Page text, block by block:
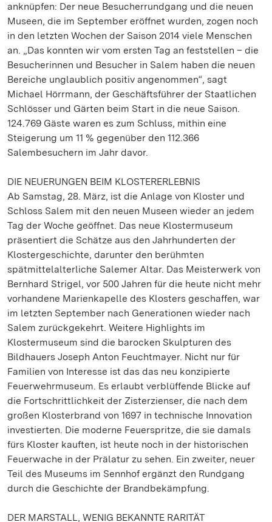
anknüpfen: Der neue Besucherrundgang und die neuen
Museen, die im September eröffnet wurden, zogen noch
in den letzten Wochen der Saison 2014 viele Menschen
an. „Das konnten wir vom ersten Tag an feststellen – die
Besucherinnen und Besucher in Salem haben die neuen
Bereiche unglaublich positiv angenommen“, sagt
Michael Hörrmann, der Geschäftsführer der Staatlichen
Schlösser und Gärten beim Start in die neue Saison.
124.769 Gäste waren es zum Schluss, mithin eine
Steigerung um 11 % gegenüber den 112.366
Salembesuchern im Jahr davor.
DIE NEUERUNGEN BEIM KLOSTERERLEBNIS
Ab Samstag, 28. März, ist die Anlage von Kloster und
Schloss Salem mit den neuen Museen wieder an jedem
Tag der Woche geöffnet. Das neue Klostermuseum
präsentiert die Schätze aus den Jahrhunderten der
Klostergeschichte, darunter den berühmten
spätmittelalterliche Salemer Altar. Das Meisterwerk von
Bernhard Strigel, vor 500 Jahren für die heute nicht mehr
vorhandene Marienkapelle des Klosters geschaffen, war
im letzten September nach Generationen wieder nach
Salem zurückgekehrt. Weitere Highlights im
Klostermuseum sind die barocken Skulpturen des
Bildhauers Joseph Anton Feuchtmayer. Nicht nur für
Familien von Interesse ist das das neu konzipierte
Feuerwehrmuseum. Es erlaubt verblüffende Blicke auf
die Fortschrittlichkeit der Zisterzienser, die nach dem
großen Klosterbrand von 1697 in technische Innovation
investierten. Die moderne Feuerspritze, die sie damals
fürs Kloster kauften, ist heute noch in der historischen
Feuerwache in der Prälatur zu sehen. Ein zweiter, neuer
Teil des Museums im Sennhof ergänzt den Rundgang
durch die Geschichte der Brandbekämpfung.
DER MARSTALL, WENIG BEKANNTE RARITÄT